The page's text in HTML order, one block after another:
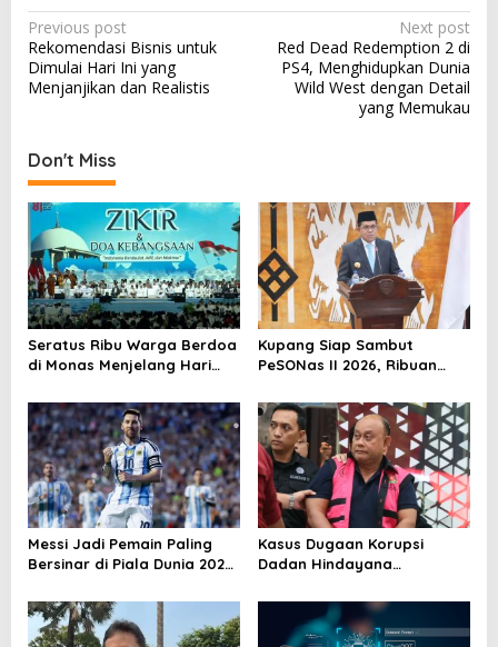
P
o
s
n
a
v
i
g
a
t
i
o
n
Previous post
Rekomendasi Bisnis untuk
Dimulai Hari Ini yang
Menjanjikan dan Realistis
Next post
Red Dead Redemption 2 di
PS4, Menghidupkan Dunia
Wild West dengan Detail
yang Memukau
Don't Miss
Seratus Ribu Warga Berdoa
di Monas Menjelang Hari
Kupang Siap Sambut
PeSONas II 2026, Ribuan
Messi Jadi Pemain Paling
Bersinar di Piala Dunia 2026,
Kasus Dugaan Korupsi
Dadan Hindayana
Program Gizi Masuk Pusaran
Hukum